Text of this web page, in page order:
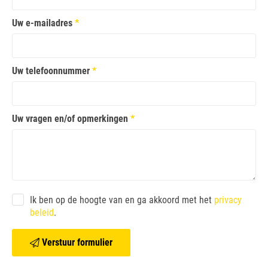
Uw e-mailadres *
Uw telefoonnummer *
Uw vragen en/of opmerkingen *
Ik ben op de hoogte van en ga akkoord met het privacy
beleid.
Verstuur formulier